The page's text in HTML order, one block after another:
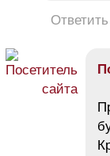
Ответить